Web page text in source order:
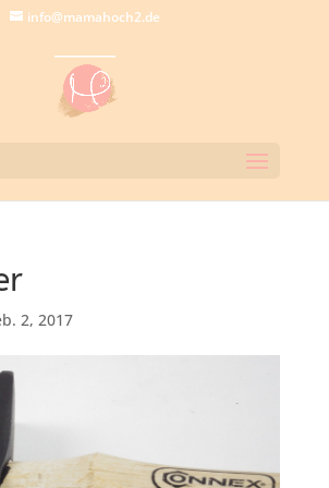
info@mamahoch2.de
2, 2017